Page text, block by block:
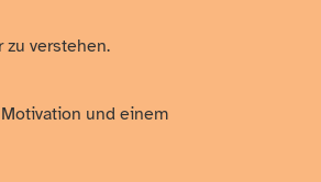
zu verstehen.
und einem